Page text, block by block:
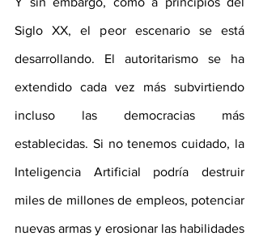
Siglo XX, el peor escenario se está
desarrollando. El autoritarismo se ha
extendido cada vez más subvirtiendo
incluso las democracias más
establecidas. Si no tenemos cuidado, la
Inteligencia Artificial podría destruir
miles de millones de empleos, potenciar
nuevas armas y erosionar las habilidades